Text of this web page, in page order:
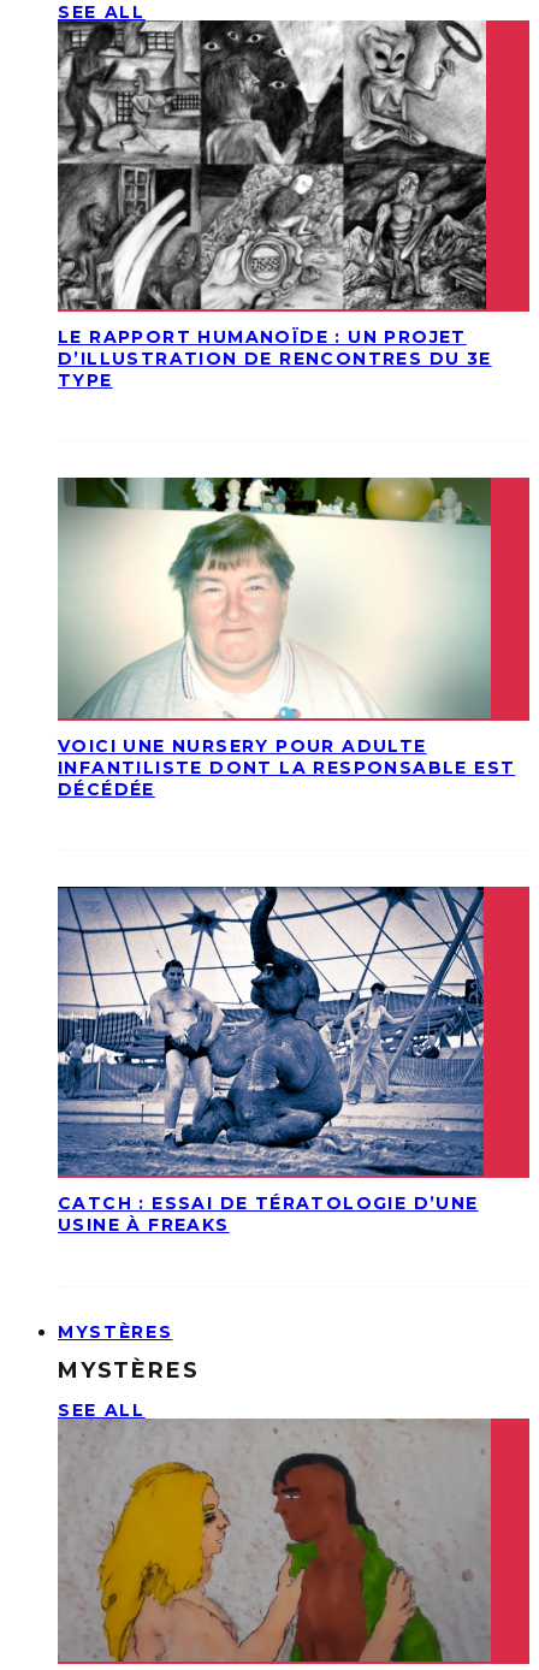
SEE ALL
LE RAPPORT HUMANOÏDE : UN PROJET
D’ILLUSTRATION DE RENCONTRES DU 3E
TYPE
VOICI UNE NURSERY POUR ADULTE
INFANTILISTE DONT LA RESPONSABLE EST
DÉCÉDÉE
CATCH : ESSAI DE TÉRATOLOGIE D’UNE
USINE À FREAKS
MYSTÈRES
MYSTÈRES
SEE ALL